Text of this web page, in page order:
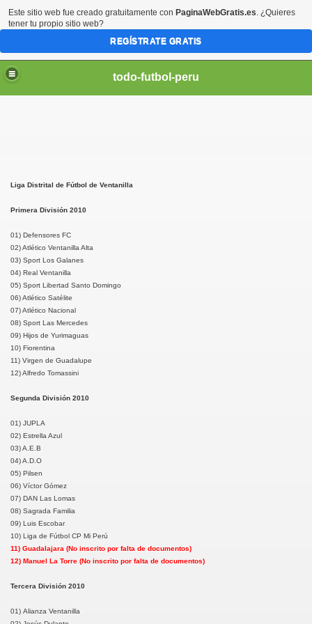
todo-futbol-peru
Liga Distrital de Fútbol de Ventanilla
Primera División 2010
01) Defensores FC
02) Atlético Ventanilla Alta
03) Sport Los Galanes
04) Real Ventanilla
05) Sport Libertad Santo Domingo
06) Atlético Satélite
07) Atlético Nacional
08) Sport Las Mercedes
09) Hijos de Yurimaguas
10) Fiorentina
11) Virgen de Guadalupe
12) Alfredo Tomassini
Segunda División 2010
01) JUPLA
02) Estrella Azul
03) A.E.B
04) A.D.O
05) Pilsen
06) Víctor Gómez
07) DAN Las Lomas
08) Sagrada Familia
09) Luis Escobar
10) Liga de Fútbol CP Mi Perú
11) Guadalajara (No inscrito por falta de documentos)
12) Manuel La Torre (No inscrito por falta de documentos)
Tercera División 2010
01) Alianza Ventanilla
Este sitio web fue creado gratuitamente con PaginaWebGratis.es. ¿Quieres
tener tu propio sitio web?
REGÍSTRATE GRATIS